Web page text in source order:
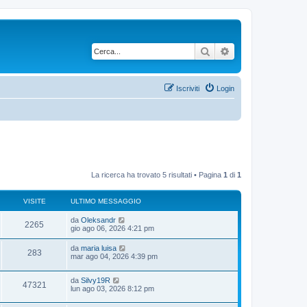
Cerca
Login
Iscriviti
La ricerca ha trovato 5 risultati • Pagina 1 di 1
VISITE ULTIMO MESSAGGIO
2265
i
U
l
m
o
e
s
s
a
da Oleksandr
gio ago 06, 2026 4:21 pm
283V
i
s
U
l
i
m
o
e
da maria luisa
mar ago 04, 2026 4:39 pm
47321
i
U
l
i
da Silvy19R
lun ago 03, 2026 8:12 pm